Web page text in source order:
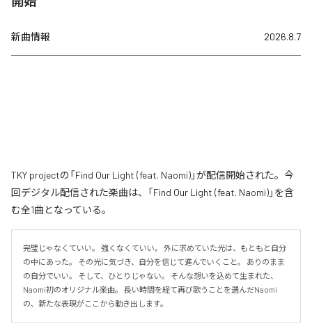
新曲情報 2026.8.7
TKY projectの「Find Our Light (feat. Naomi)」が配信開始された。今
回デジタル配信された楽曲は、「Find Our Light (feat. Naomi)」を含
む全1曲となっている。
完璧じゃなくていい。 強くなくていい。 外に求めていた光は、もともと自分
の中にあった。 その光に気づき、自分を信じて進んでいくこと。 ありのまま
の自分でいい。 そして、ひとりじゃない。 そんな想いを込めて生まれた、
Naomi初のオリジナル楽曲。 長い時間を経て再び歌うことを選んだNaomi
の、新たな表現がここから動き出します。